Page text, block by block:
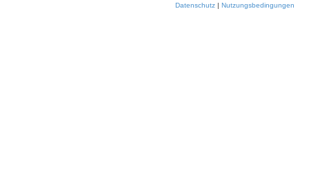
Datenschutz | Nutzungsbedingungen